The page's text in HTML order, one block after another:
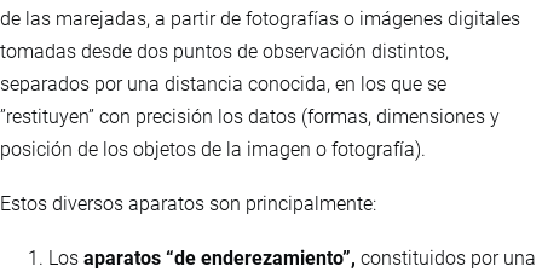
de las marejadas, a partir de fotografías o imágenes digitales
tomadas desde dos puntos de observación distintos,
separados por una distancia conocida, en los que se
”restituyen” con precisión los datos (formas, dimensiones y
posición de los objetos de la imagen o fotografía).
Estos diversos aparatos son principalmente:
Los aparatos “de enderezamiento”, constituidos por una